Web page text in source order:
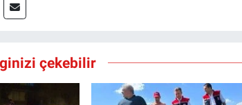
çekebilir